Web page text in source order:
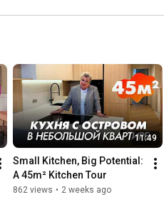
11:49
Small Kitchen, Big Potential:
A 45m² Kitchen Tour
862 views • 2 weeks ago